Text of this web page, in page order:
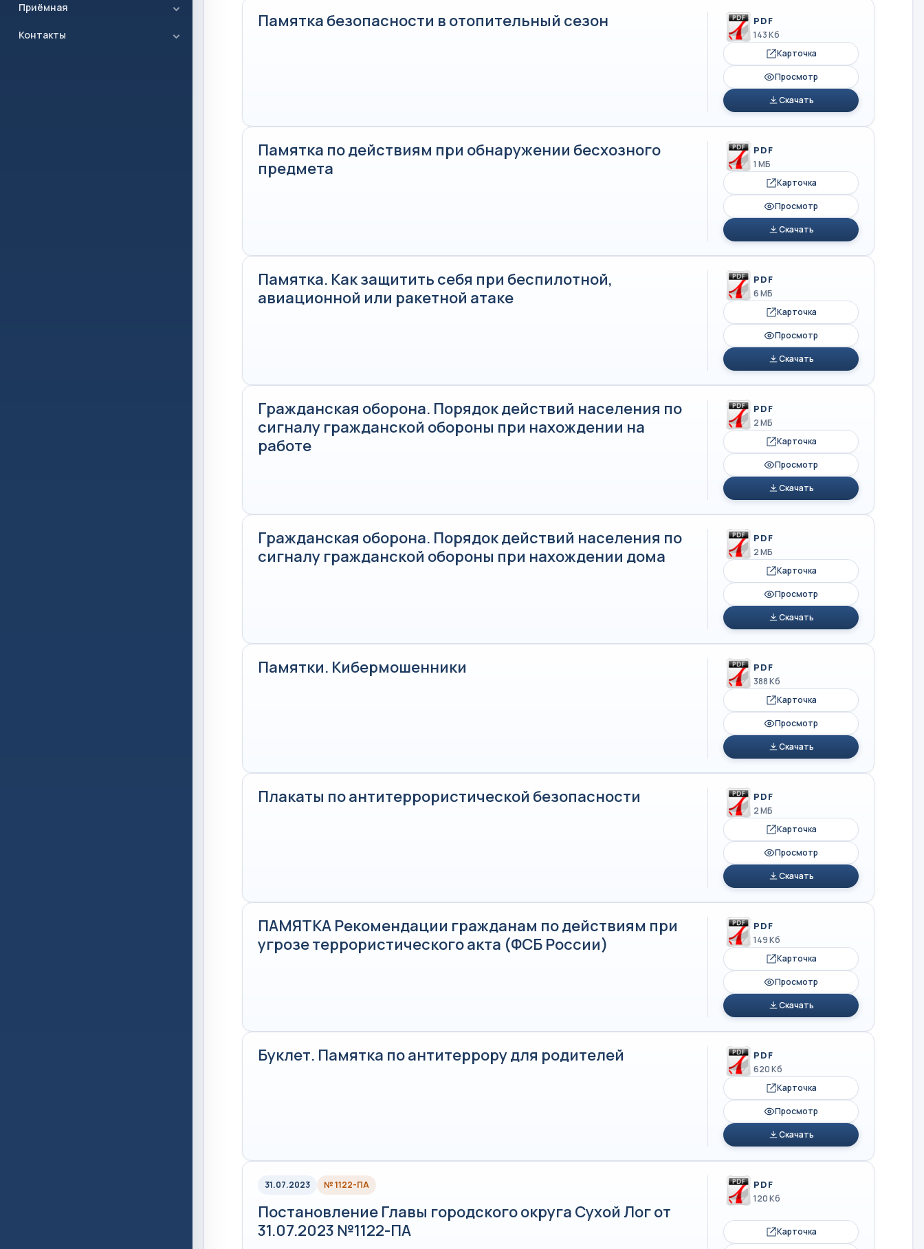
Приёмная
Контакты
Памятка безопасности в отопительный сезон PDF
143 Кб
Карточка
Просмотр
Скачать
Памятка по действиям при обнаружении бесхозного
предмета
PDF
1 МБ
Карточка
Просмотр
Скачать
Памятка. Как защитить себя при беспилотной,
авиационной или ракетной атаке
PDF
6 МБ
Карточка
Просмотр
Скачать
Гражданская оборона. Порядок действий населения по
сигналу гражданской обороны при нахождении на
работе
PDF
2 МБ
Карточка
Просмотр
Скачать
Гражданская оборона. Порядок действий населения по
сигналу гражданской обороны при нахождении дома
PDF
2 МБ
Карточка
Просмотр
Скачать
Памятки. Кибермошенники PDF
388 Кб
Карточка
Просмотр
Скачать
Плакаты по антитеррористической безопасности PDF
2 МБ
Карточка
Просмотр
Скачать
ПАМЯТКА Рекомендации гражданам по действиям при
угрозе террористического акта (ФСБ России)
PDF
149 Кб
Карточка
Просмотр
Скачать
Буклет. Памятка по антитеррору для родителей PDF
620 Кб
Карточка
Просмотр
Скачать
31.07.2023 № 1122-ПА
Постановление Главы городского округа Сухой Лог от
31.07.2023 №1122-ПА
PDF
120 Кб
Карточка